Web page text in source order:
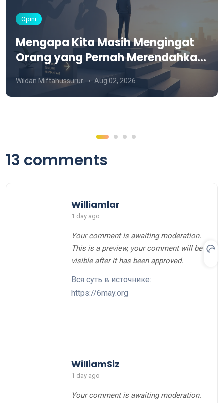
Opini
Mengapa Kita Masih Mengingat
Orang yang Pernah Merendahkan
Kita?
Wildan Miftahussurur Aug 02, 2026
13 comments
Your comment is awaiting moderation.
This is a preview, your comment will be
visible after it has been approved.
Вся суть в источнике:
https://6may.org
Williamlar
1 day ago
Your comment is awaiting moderation.
WilliamSiz
1 day ago